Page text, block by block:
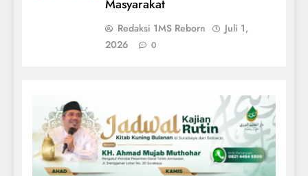
Masyarakat
Redaksi 1MS Reborn
Juli 1,
2026
0